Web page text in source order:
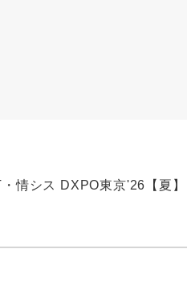
情シス DXPO東京'26【夏